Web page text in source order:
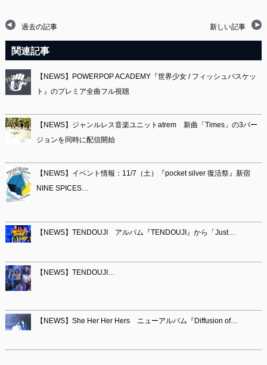
過去の記事 新しい記事
関連記事
【NEWS】POWERPOP ACADEMY『世界少女 / フィッシュバスケッ
ト』のプレミア全曲フル視聴
【NEWS】ジャンルレス音楽ユニットatrem 新曲「Times」の3バー
ジョンを同時に配信開始
【NEWS】イベント情報：11/7（土）『pocket silver 復活祭』新宿
NINE SPICES…
【NEWS】TENDOUJI アルバム『TENDOUJI』から「Just…
【NEWS】TENDOUJI…
【NEWS】She Her Her Hers ニューアルバム『Diffusion of…